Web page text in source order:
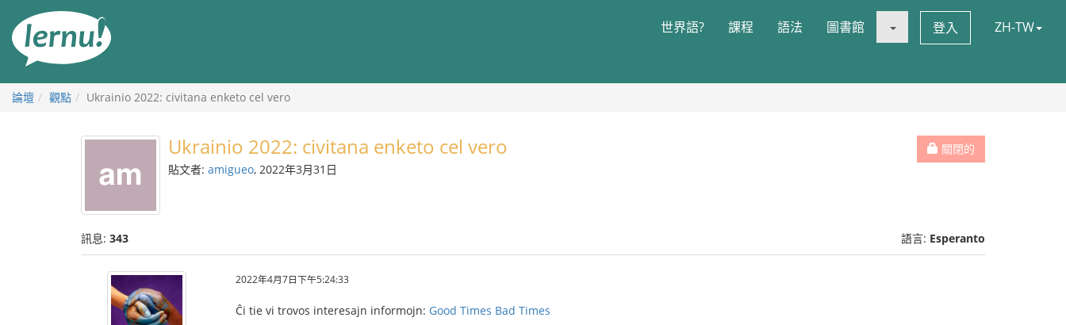
世界語? 課程 語法 圖書館 登入 ZH-TW
論壇 觀點 Ukrainio 2022: civitana enketo cel vero
關閉的
Ukrainio 2022: civitana enketo cel vero
貼文者: amigueo, 2022年3月31日
訊息: 343 語言: Esperanto
2022年4月7日下午5:24:33
Ĉi tie vi trovos interesajn informojn: Good Times Bad Times